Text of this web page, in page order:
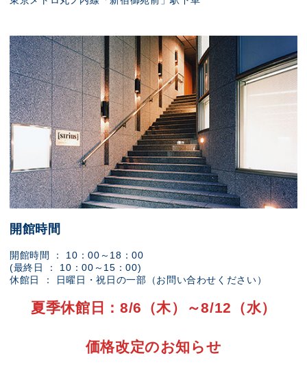
開館時間
開館時間 ： 10：00～18：00
(最終日 ： 10：00～15：00)
休館日 ： 日曜日・祝日の一部（お問い合わせください）
夏季休館日：8/6（木）～8/12（水）
価格改定のお知らせ